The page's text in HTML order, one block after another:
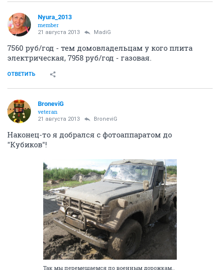
Nyura_2013
member
21 августа 2013 MadiG
7560 руб/год - тем домовладельцам у кого плита
электрическая, 7958 руб/год - газовая.
ОТВЕТИТЬ
BroneviG
veteran
21 августа 2013 BroneviG
Наконец-то я добрался с фотоаппаратом до
"Кубиков"!
Так мы перемещаемся по военным дорожкам..